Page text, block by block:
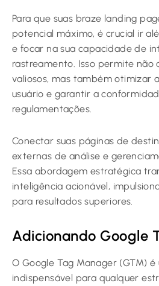
Para que suas braze landing
potencial máximo, é crucial ir
e focar na sua capacidade de
rastreamento. Isso permite não
valiosos, mas também otimizar
usuário e garantir a
regulamentações.
Conectar suas páginas de
externas de análise e
Essa abordagem estratégica
inteligência acionável,
para resultados superiores.
Adicionando Google
O Google Tag Manager (GTM)
indispensável para qualquer